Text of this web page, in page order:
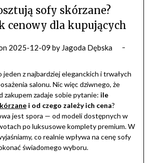
sofy skórzane?
cenowy dla kupujących
2025-12-09 by Jagoda Dębska
jeden z najbardziej eleganckich i trwałych
salonu. Nic więc dziwnego, że
zakupem zadaje sobie pytanie: ile
i od czego zależy ich cena?
jest spora — od modeli dostępnych w
po luksusowe komplety premium. W
co realnie wpływa na cenę sofy
świadomego wyboru.